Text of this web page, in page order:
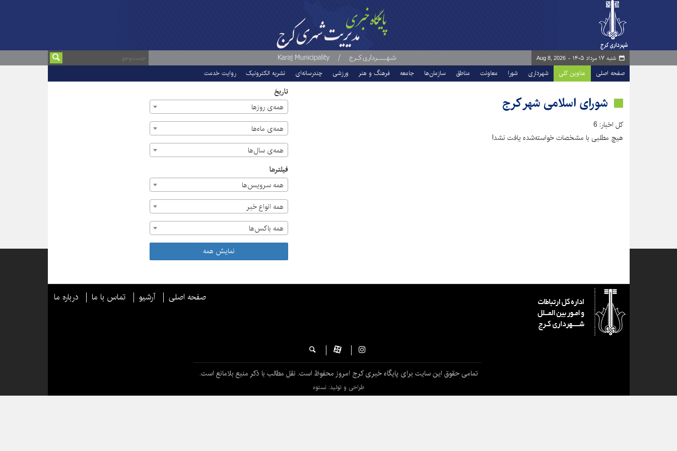
شنبه ۱۷ مرداد ۱۴۰۵ - Aug 8, 2026
صفحه اصلی عناوین کلی شهرداری شورا معاونت مناطق سازمان‌ها جامعه فرهنگ و هنر ورزشی چندرسانه‌ای نشریه الکترونیک روایت خدمت
شورای اسلامی شهر کرج
کل اخبار: 6
هیچ مطلبی با مشخصات خواسته‌شده یافت نشد!
تاریخ
همه‌ی روزها
همه‌ی ماه‌ها
همه‌ی سال‌ها
فیلترها
همه سرویس‌ها
همه انواع خبر
همه باکس‌ها
نمایش همه
صفحه اصلی آرشیو تماس با ما درباره ما
تمامی حقوق این سایت برای پایگاه خبری کرج امروز محفوظ است. نقل مطالب با ذکر منبع بلامانع است.
طراحی و تولید: نستوه